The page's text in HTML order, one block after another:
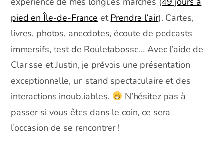
pied en Île-de-France et Prendre l’air). Cartes,
livres, photos, anecdotes, écoute de podcasts
immersifs, test de Rouletabosse… Avec l’aide de
Clarisse et Justin, je prévois une présentation
exceptionnelle, un stand spectaculaire et des
interactions inoubliables.
N’hésitez pas à
passer si vous êtes dans le coin, ce sera
l’occasion de se rencontrer !